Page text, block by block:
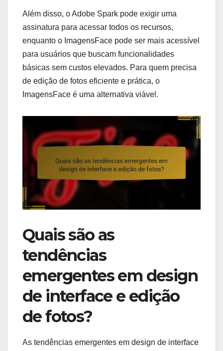
Além disso, o Adobe Spark pode exigir uma
assinatura para acessar todos os recursos,
enquanto o ImagensFace pode ser mais acessível
para usuários que buscam funcionalidades
básicas sem custos elevados. Para quem precisa
de edição de fotos eficiente e prática, o
ImagensFace é uma alternativa viável.
Quais são as
tendências
emergentes em design
de interface e edição
de fotos?
As tendências emergentes em design de interface